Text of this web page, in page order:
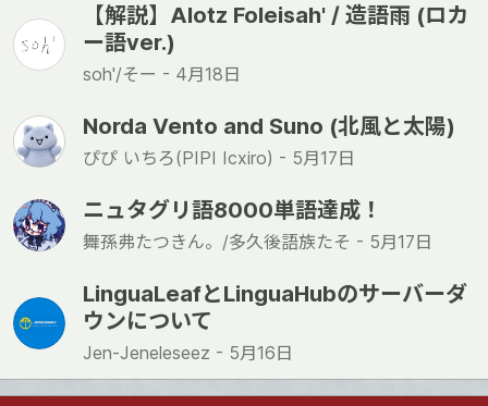
【解説】Alotz Foleisah' / 造語雨 (ロカ
ー語ver.)
soh'/そー - 4月18日
Norda Vento and Suno (北風と太陽)
ぴぴ いちろ(PIPI Icxiro) - 5月17日
ニュタグリ語8000単語達成！
舞孫弗たつきん。/多久後語族たそ - 5月17日
LinguaLeafとLinguaHubのサーバーダ
ウンについて
Jen-Jeneleseez - 5月16日